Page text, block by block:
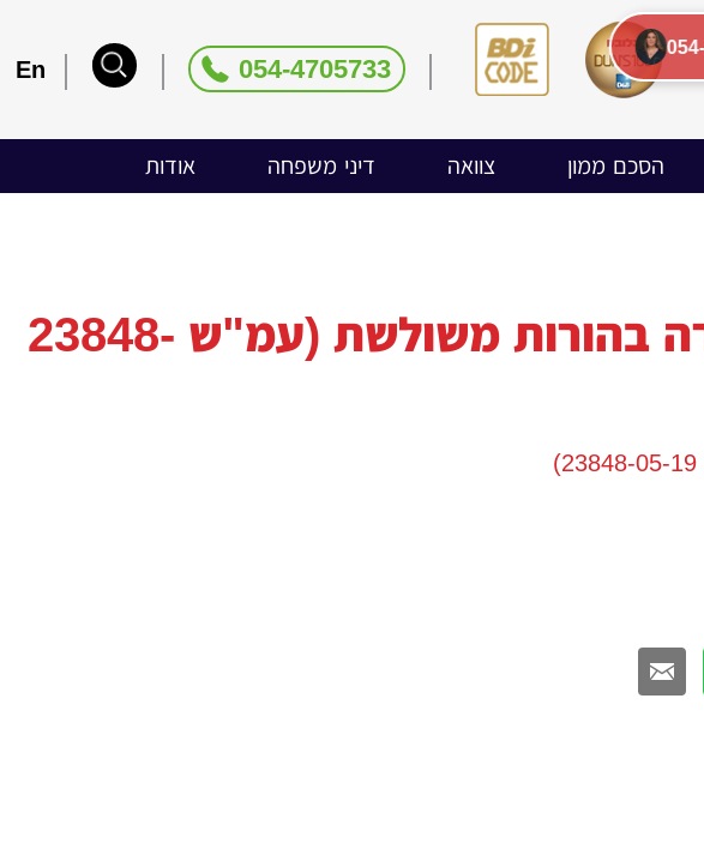
054-4705733
En
הסכם ממון צוואה דיני משפחה אודות
פס"ד בערעור שעניינו הכרה בהורות משולשת (עמ"ש 23848-